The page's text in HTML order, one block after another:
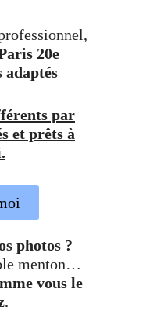
20e
adaptés
par
et prêts à
photos ?
menton…
vous le